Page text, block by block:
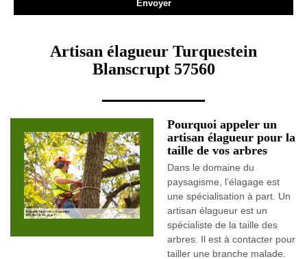
Artisan élagueur Turquestein
Blanscrupt 57560
Pourquoi appeler un
artisan élagueur pour la
taille de vos arbres
Dans le domaine du
paysagisme, l’élagage est
une spécialisation à part. Un
artisan élagueur est un
spécialiste de la taille des
arbres. Il est à contacter pour
tailler une branche malade.